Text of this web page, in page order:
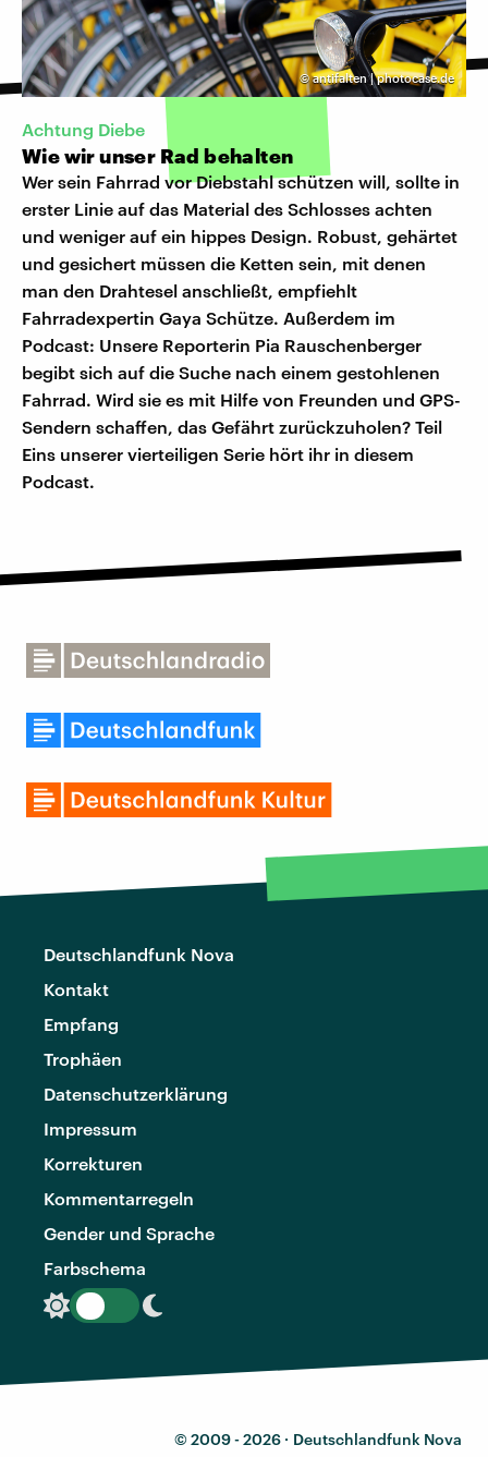
©antifalten | photocase.de
Achtung Diebe
Wie wir unser Rad behalten
Wer sein Fahrrad vor Diebstahl schützen will, sollte in
erster Linie auf das Material des Schlosses achten
und weniger auf ein hippes Design. Robust, gehärtet
und gesichert müssen die Ketten sein, mit denen
man den Drahtesel anschließt, empfiehlt
Fahrradexpertin Gaya Schütze. Außerdem im
Podcast: Unsere Reporterin Pia Rauschenberger
begibt sich auf die Suche nach einem gestohlenen
Fahrrad. Wird sie es mit Hilfe von Freunden und GPS-
Sendern schaffen, das Gefährt zurückzuholen? Teil
Eins unserer vierteiligen Serie hört ihr in diesem
Podcast.
Deutschlandfunk Nova
Kontakt
Empfang
Trophäen
Datenschutzerklärung
Impressum
Korrekturen
Kommentarregeln
Gender und Sprache
Farbschema
© 2009 - 2026 · Deutschlandfunk Nova